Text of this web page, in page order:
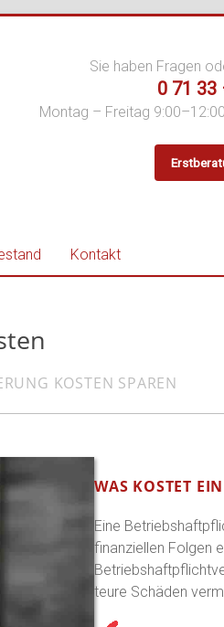
Sie haben Fragen
0 71 33
Montag – Freitag
Kontakt
KOSTEN SPAREN
WAS KOSTET
Eine
finanziellen Folgen
teure Schäden